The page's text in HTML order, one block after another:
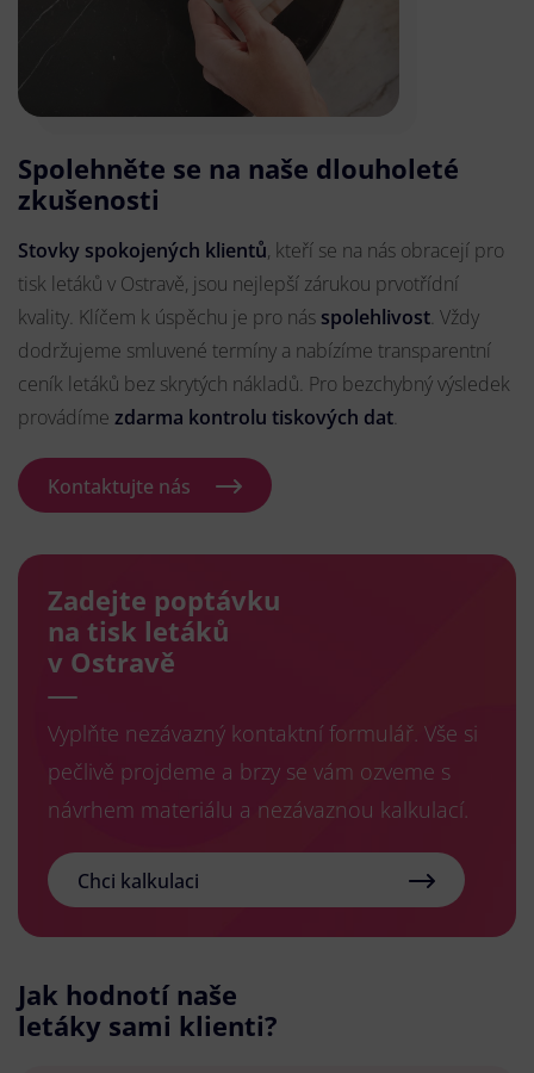
Spolehněte se na naše dlouholeté
zkušenosti
Stovky spokojených klientů, kteří se na nás obracejí pro
tisk letáků v Ostravě, jsou nejlepší zárukou prvotřídní
kvality. Klíčem k úspěchu je pro nás spolehlivost. Vždy
dodržujeme smluvené termíny a nabízíme transparentní
ceník letáků bez skrytých nákladů. Pro bezchybný výsledek
provádíme zdarma kontrolu tiskových dat.
Kontaktujte nás
Zadejte poptávku
na tisk letáků
v Ostravě
Vyplňte nezávazný kontaktní formulář. Vše si
pečlivě projdeme a brzy se vám ozveme s
návrhem materiálu a nezávaznou kalkulací.
Chci kalkulaci
Jak hodnotí naše
letáky sami klienti?